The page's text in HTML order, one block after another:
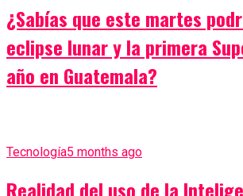
¿Sabías que este martes
eclipse lunar y la primera
año en Guatemala?
Tecnología5 months ago
Realidad del uso de la